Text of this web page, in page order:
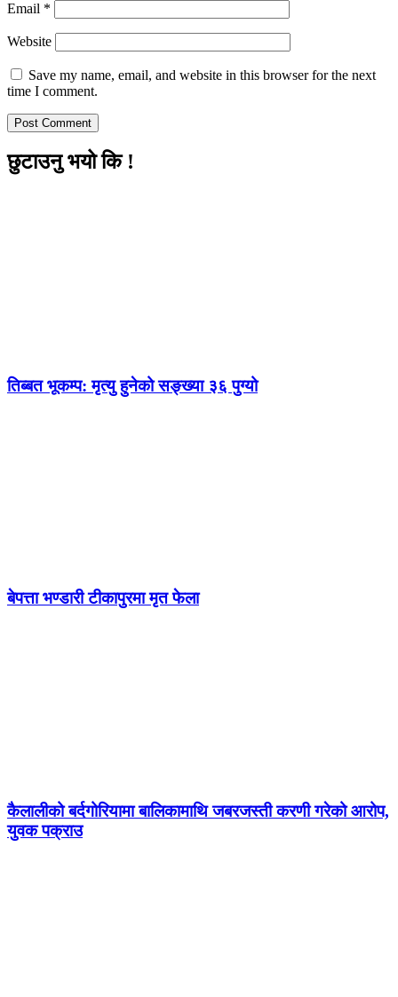
Email *
Website
Save my name, email, and website in this browser for the next
time I comment.
छुटाउनु भयो कि !
तिब्बत भूकम्प: मृत्यु हुनेको सङ्ख्या ३६ पुग्यो
बेपत्ता भण्डारी टीकापुरमा मृत फेला
कैलालीको बर्दगोरियामा बालिकामाथि जबरजस्ती करणी गरेको आरोप,
युवक पक्राउ